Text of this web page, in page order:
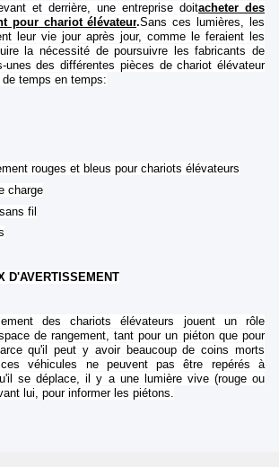
et derrière, une entreprise doitacheter des
pour chariot élévateur.Sans ces lumières, les
leur vie jour après jour, comme le feraient les
la nécessité de poursuivre les fabricants de
unes des différentes pièces de chariot élévateur
temps en temps:
rouges et bleus pour chariots élévateurs
charge
fil
D'AVERTISSEMENT
des chariots élévateurs jouent un rôle
de rangement, tant pour un piéton que pour
qu'il peut y avoir beaucoup de coins morts
véhicules ne peuvent pas être repérés à
se déplace, il y a une lumière vive (rouge ou
lui, pour informer les piétons.